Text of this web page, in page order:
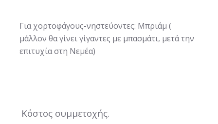
Για χορτοφάγους-νηστεύοντες: Μπριάμ (
μάλλον θα γίνει γίγαντες με μπασμάτι, μετά την
επιτυχία στη Νεμέα)
Κόστος συμμετοχής.